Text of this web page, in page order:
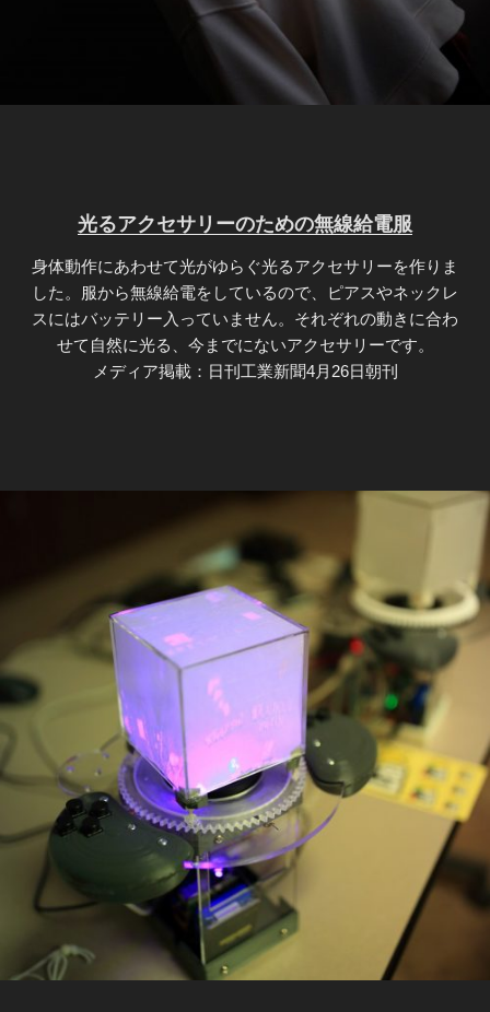
光るアクセサリーのための無線給電服
身体動作にあわせて光がゆらぐ光るアクセサリーを作りま
した。服から無線給電をしているので、ピアスやネックレ
スにはバッテリー入っていません。それぞれの動きに合わ
せて自然に光る、今までにないアクセサリーです。
メディア掲載：日刊工業新聞4月26日朝刊